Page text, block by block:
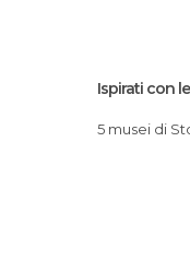
Ispirati con
5 musei di